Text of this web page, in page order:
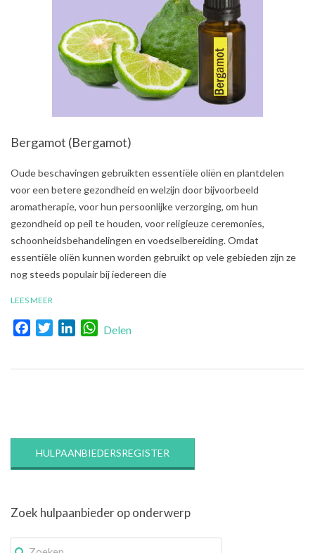
Bergamot (Bergamot)
2021-
Oude beschavingen gebruikten essentiële oliën en plantdelen
voor een betere gezondheid en welzijn door bijvoorbeeld
aromatherapie, voor hun persoonlijke verzorging, om hun
gezondheid op peil te houden, voor religieuze ceremonies,
schoonheidsbehandelingen en voedselbereiding. Omdat
essentiële oliën kunnen worden gebruikt op vele gebieden zijn ze
nog steeds populair bij iedereen die
LEES MEER
FacebookTwitterLinkedInWhatsApp
Delen
HULPAANBIEDERSREGISTER
Zoek hulpaanbieder op onderwerp
Zoek